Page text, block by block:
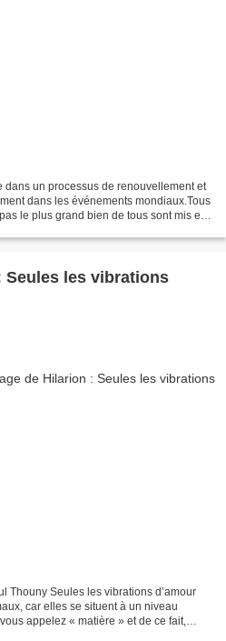
dans un processus de renouvellement et
dans les événements mondiaux.Tous
le plus grand bien de tous sont mis en
Seules les vibrations
Thouny Seules les vibrations d’amour
car elles se situent à un niveau
appelez « matière » et de ce fait,